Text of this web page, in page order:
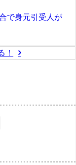
で身元引受人が
！